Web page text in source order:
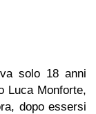
solo 18 anni
Luca Monforte,
dopo essersi